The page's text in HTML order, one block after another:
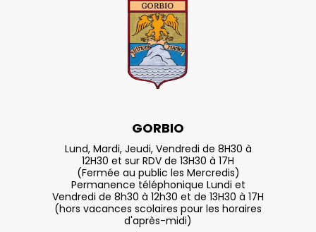
GORBIO
Lund, Mardi, Jeudi, Vendredi de 8H30 à
12H30 et sur RDV de 13H30 à 17H
(Fermée au public les Mercredis)
Permanence téléphonique Lundi et
Vendredi de 8h30 à 12h30 et de 13H30 à 17H
(hors vacances scolaires pour les horaires
d'après-midi)